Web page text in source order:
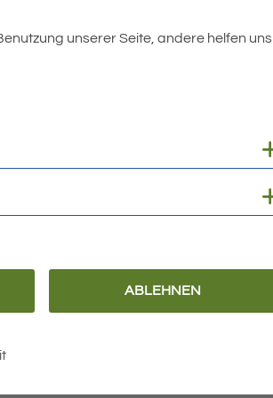
unserer Seite, andere helfen uns
ABLEHNEN